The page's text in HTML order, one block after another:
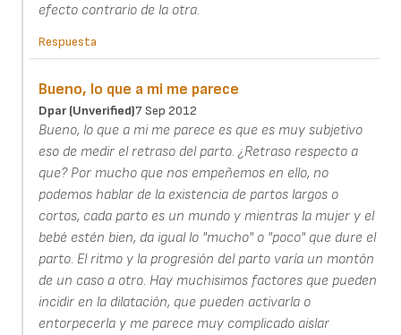
efecto contrario de la otra.
Respuesta
Bueno, lo que a mi me parece
Dpar (unverified)7 Sep 2012
Bueno, lo que a mi me parece es que es muy subjetivo
eso de medir el retraso del parto. ¿Retraso respecto a
que? Por mucho que nos empeñemos en ello, no
podemos hablar de la existencia de partos largos o
cortos, cada parto es un mundo y mientras la mujer y el
bebé estén bien, da igual lo "mucho" o "poco" que dure el
parto. El ritmo y la progresión del parto varía un montón
de un caso a otro. Hay muchisimos factores que pueden
incidir en la dilatación, que pueden activarla o
entorpecerla y me parece muy complicado aislar